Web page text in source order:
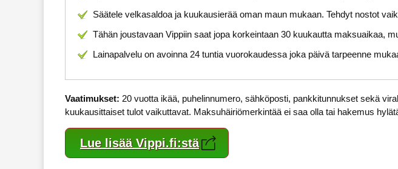
Säätele velkasaldoa ja kuukausierää oman maun mukaan. Tehdyt nostot
Tähän joustavaan Vippiin saat jopa korkeintaan 30 kuukautta maksuaikaa,
Lainapalvelu on avoinna 24 tuntia vuorokaudessa joka päivä tarpeenne
Vaatimukset: 20 vuotta ikää, puhelinnumero, sähköposti, pankkitunnukset sekä
kuukausittaiset tulot vaikuttavat. Maksuhäiriömerkintää ei saa olla tai hakemus
Lue lisää Vippi.fi:stä